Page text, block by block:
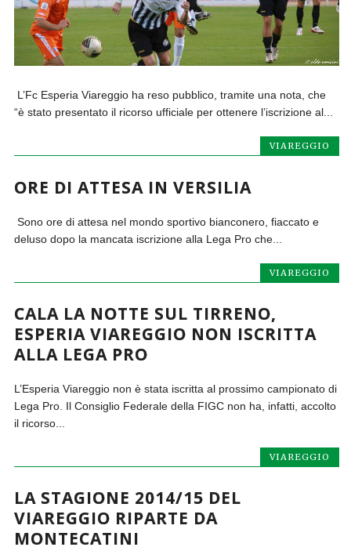
L’Fc Esperia Viareggio ha reso pubblico, tramite una nota, che
“è stato presentato il ricorso ufficiale per ottenere l’iscrizione al...
VIAREGGIO
ORE DI ATTESA IN VERSILIA
Sono ore di attesa nel mondo sportivo bianconero, fiaccato e
deluso dopo la mancata iscrizione alla Lega Pro che...
VIAREGGIO
CALA LA NOTTE SUL TIRRENO,
ESPERIA VIAREGGIO NON ISCRITTA
ALLA LEGA PRO
L’Esperia Viareggio non è stata iscritta al prossimo campionato di
Lega Pro. Il Consiglio Federale della FIGC non ha, infatti, accolto
il ricorso...
VIAREGGIO
LA STAGIONE 2014/15 DEL
VIAREGGIO RIPARTE DA
MONTECATINI